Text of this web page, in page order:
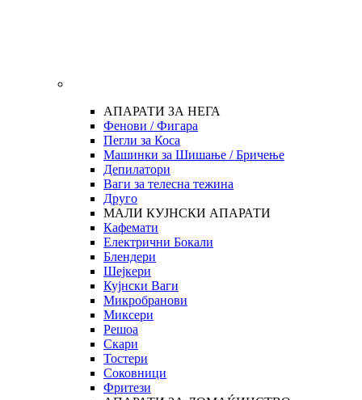
АПАРАТИ ЗА НЕГА
Фенови / Фигара
Пегли за Коса
Машинки за Шишање / Бричење
Депилатори
Ваги за телесна тежина
Друго
МАЛИ КУЈНСКИ АПАРАТИ
Кафемати
Електрични Бокали
Блендери
Шејкери
Кујнски Ваги
Микробранови
Миксери
Решоа
Скари
Тостери
Соковници
Фритези